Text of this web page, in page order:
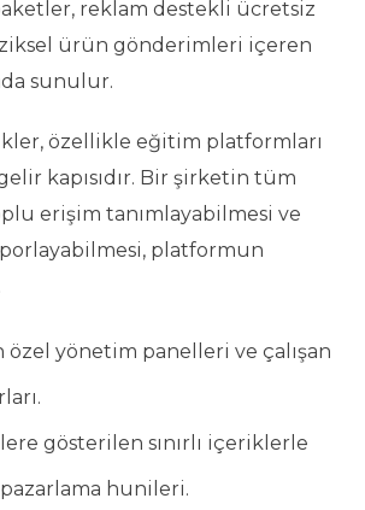
reklam destekli ücretsiz
ürün gönderimleri içeren
sunulur.
özellikle eğitim platformları
kapısıdır. Bir şirketin tüm
erişim tanımlayabilmesi ve
platformun
yönetim panelleri ve çalışan
gösterilen sınırlı içeriklerle
hunileri.